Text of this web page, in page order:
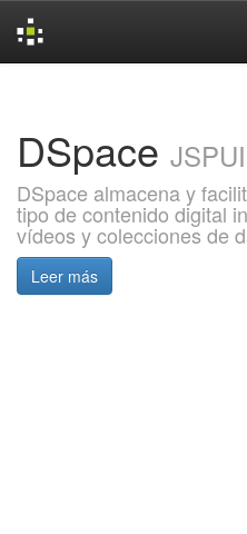
DSpace JSPUI
DSpace almacena y
tipo de contenido digital
vídeos y colecciones de
Leer más